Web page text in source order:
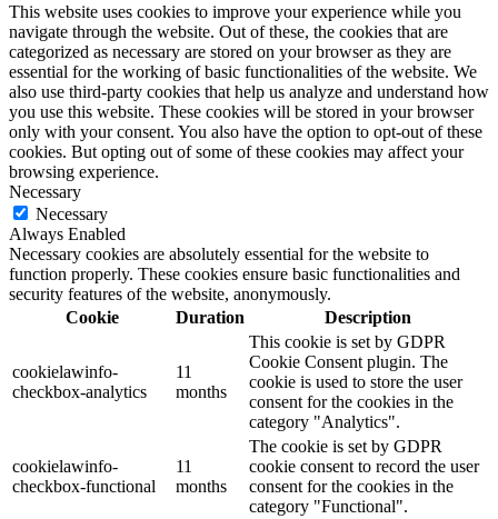
This website uses cookies to improve your experience while you
navigate through the website. Out of these, the cookies that are
categorized as necessary are stored on your browser as they are
essential for the working of basic functionalities of the website. We
also use third-party cookies that help us analyze and understand how
you use this website. These cookies will be stored in your browser
only with your consent. You also have the option to opt-out of these
cookies. But opting out of some of these cookies may affect your
browsing experience.
Necessary
Necessary
Always Enabled
Necessary cookies are absolutely essential for the website to
function properly. These cookies ensure basic functionalities and
security features of the website, anonymously.
Cookie
Duration Description
cookielawinfo-
checkbox-analytics
11
months
This cookie is set by GDPR
Cookie Consent plugin. The
cookie is used to store the user
consent for the cookies in the
category "Analytics".
cookielawinfo-
checkbox-functional
11
months
The cookie is set by GDPR
cookie consent to record the user
consent for the cookies in the
category "Functional".